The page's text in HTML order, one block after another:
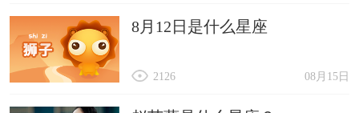
8月12日是什么星座
08月15日
2126